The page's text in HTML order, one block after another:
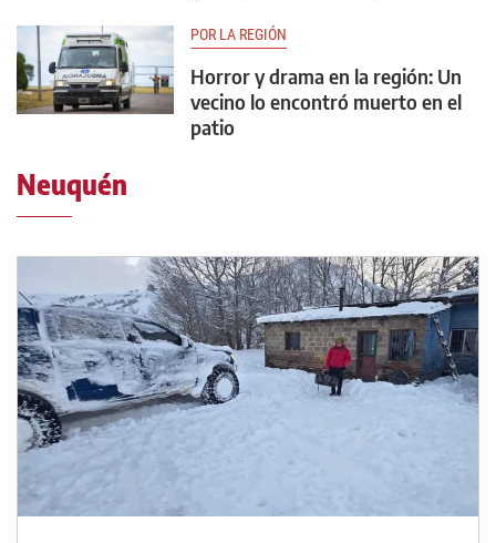
POR LA REGIÓN
Horror y drama en la región: Un
vecino lo encontró muerto en el
patio
Neuquén